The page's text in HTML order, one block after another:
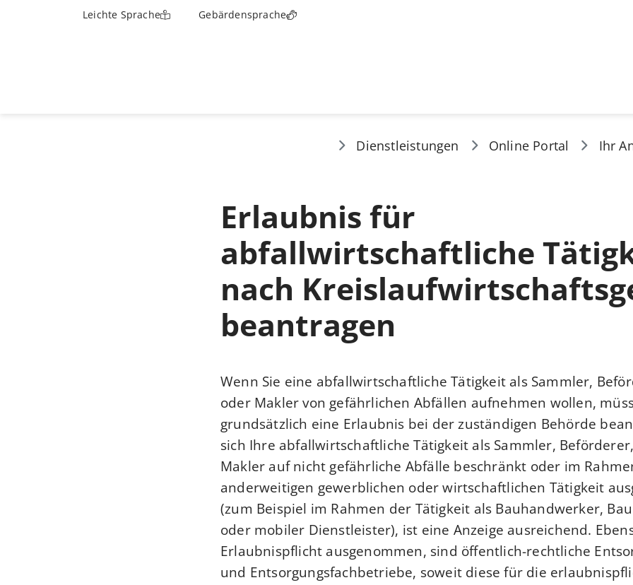
Gebärdensprache
Leichte Sprache
Ihr
Online Portal
Dienstleistungen
Erlaubnis für
abfallwirtschaftliche
nach
beantragen
Wenn Sie eine abfallwirtschaftliche Tätigkeit als Sammler,
oder Makler von gefährlichen Abfällen aufnehmen wollen,
grundsätzlich eine Erlaubnis bei der zuständigen Behörde
sich Ihre abfallwirtschaftliche Tätigkeit als Sammler,
Makler auf nicht gefährliche Abfälle beschränkt oder im
anderweitigen gewerblichen oder wirtschaftlichen Tätigkeit
(zum Beispiel im Rahmen der Tätigkeit als Bauhandwerker,
oder mobiler Dienstleister), ist eine Anzeige ausreichend.
Erlaubnispflicht ausgenommen, sind öffentlich-rechtliche
und Entsorgungsfachbetriebe, soweit diese für die